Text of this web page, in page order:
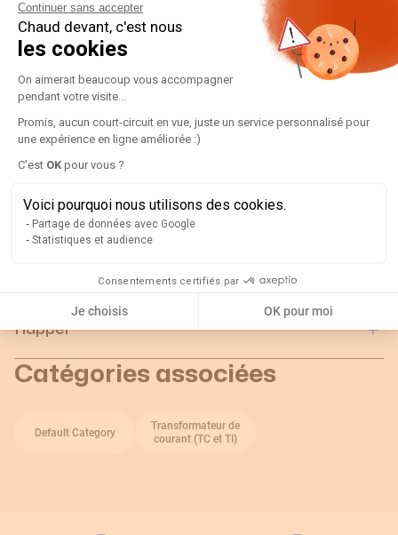
Continuer sans accepter
Chaud devant, c'est nous
les cookies
Plateforme de Gestion du
On aimerait beaucoup vous accompagner
pendant votre visite...
Promis, aucun court-circuit en vue, juste un service personnalisé pour
une expérience en ligne améliorée :)
C'est OK pour vous ?
Voici pourquoi nous utilisons des cookies.
Partage de données avec Google
Statistiques et audience
Consentements certifiés par
Je choisis OK pour moi
Code douane :
Désignation : 192M2066-BTV 25 660/100 cl.1 25VA
Unité de contenu :
Largeur de l'unité
d'emballage :
0.113
Longueur de l'unité
Poids brut de l'unité
d'emballage :
3.22
Profondeur de l'unité
Rappel
Catégories associées
Default Category
Transformateur de
courant (TC et TI)